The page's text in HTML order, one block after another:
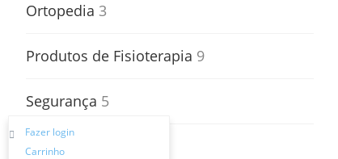
Ortopedia 3
Produtos de Fisioterapia 9
Segurança 5
Transferências
Fazer login
Carrinho